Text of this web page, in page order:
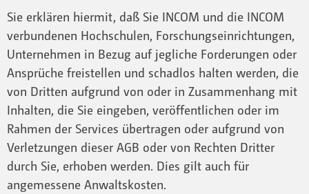
Sie erklären hiermit, daß Sie INCOM und die INCOM
verbundenen Hochschulen, Forschungseinrichtungen,
Unternehmen in Bezug auf jegliche Forderungen oder
Ansprüche freistellen und schadlos halten werden, die
von Dritten aufgrund von oder in Zusammenhang mit
Inhalten, die Sie eingeben, veröffentlichen oder im
Rahmen der Services übertragen oder aufgrund von
Verletzungen dieser AGB oder von Rechten Dritter
durch Sie, erhoben werden. Dies gilt auch für
angemessene Anwaltskosten.